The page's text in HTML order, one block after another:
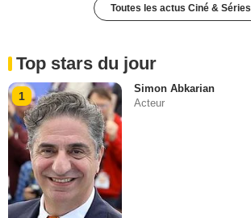
Toutes les actus Ciné & Séries
Top stars du jour
1
Simon Abkarian
Acteur